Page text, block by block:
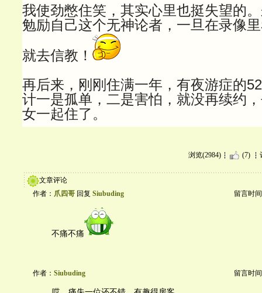
我使劲憋住笑，其实心里也挺失望的
勉励自己这个无神论者，一旦在录像
就去信教！
再后来，刚刚住满一年，有夜游症的
计一是孤单，二是害怕，就没再续约
女一起住了。
浏览(2984) (7)
文章评论
作者： 爪四哥 回复 Siubuding 留言时
不痛不痛
作者： Siubuding 留言时